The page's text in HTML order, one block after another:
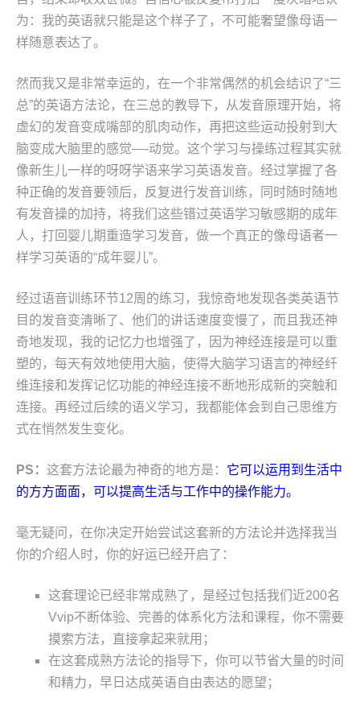
为：我的英语就只能是这个样子了，不可能奢望像母语一
样随意表达了。
然而我又是非常幸运的，在一个非常偶然的机会结识了“三
总”的英语方法论，在三总的教导下，从发音原理开始，将
虚幻的发音变成嘴部的肌肉动作，再把这些运动投射到大
脑变成大脑里的感觉—-动觉。这个学习与操练过程其实就
像新生儿一样的呀呀学语来学习英语发音。经过掌握了各
种正确的发音要领后，反复进行发音训练，同时随时随地
有发音操的加持，将我们这些错过英语学习敏感期的成年
人，打回婴儿期重造学习发音，做一个真正的像母语者一
样学习英语的“成年婴儿”。
经过语音训练环节12周的练习，我惊奇地发现各类英语节
目的发音变清晰了、他们的讲话速度变慢了，而且我还神
奇地发现，我的记忆力也增强了，因为神经连接是可以重
塑的，每天有效地使用大脑，使得大脑学习语言的神经纤
维连接和发挥记忆功能的神经连接不断地形成新的突触和
连接。再经过后续的语义学习，我都能体会到自己思维方
式在悄然发生变化。
PS： 这套方法论最为神奇的地方是： 它可以运用到生活中
的方方面面，可以提高生活与工作中的操作能力。
毫无疑问，在你决定开始尝试这套新的方法论并选择我当
你的介绍人时，你的好运已经开启了：
这套理论已经非常成熟了，是经过包括我们近200名
Vvip不断体验、完善的体系化方法和课程，你不需要
摸索方法，直接拿起来就用；
在这套成熟方法论的指导下，你可以节省大量的时间
和精力，早日达成英语自由表达的愿望；